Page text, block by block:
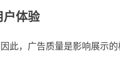
户体验
此，广告质量是影响展示的